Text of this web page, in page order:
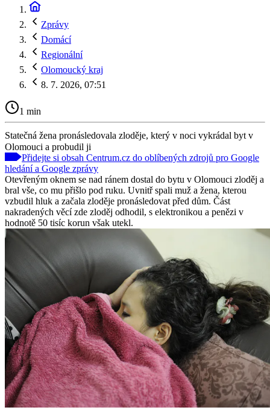
Zprávy
Domácí
Regionální
Olomoucký kraj
8. 7. 2026, 07:51
1 min
Statečná žena pronásledovala zloděje, který v noci vykrádal byt v
Olomouci a probudil ji
Přidejte si obsah Centrum.cz do oblíbených zdrojů pro Google
hledání a Google zprávy
Otevřeným oknem se nad ránem dostal do bytu v Olomouci zloděj a
bral vše, co mu přišlo pod ruku. Uvnitř spali muž a žena, kterou
vzbudil hluk a začala zloděje pronásledovat před dům. Část
nakradených věcí zde zloděj odhodil, s elektronikou a penězi v
hodnotě 50 tisíc korun však utekl.